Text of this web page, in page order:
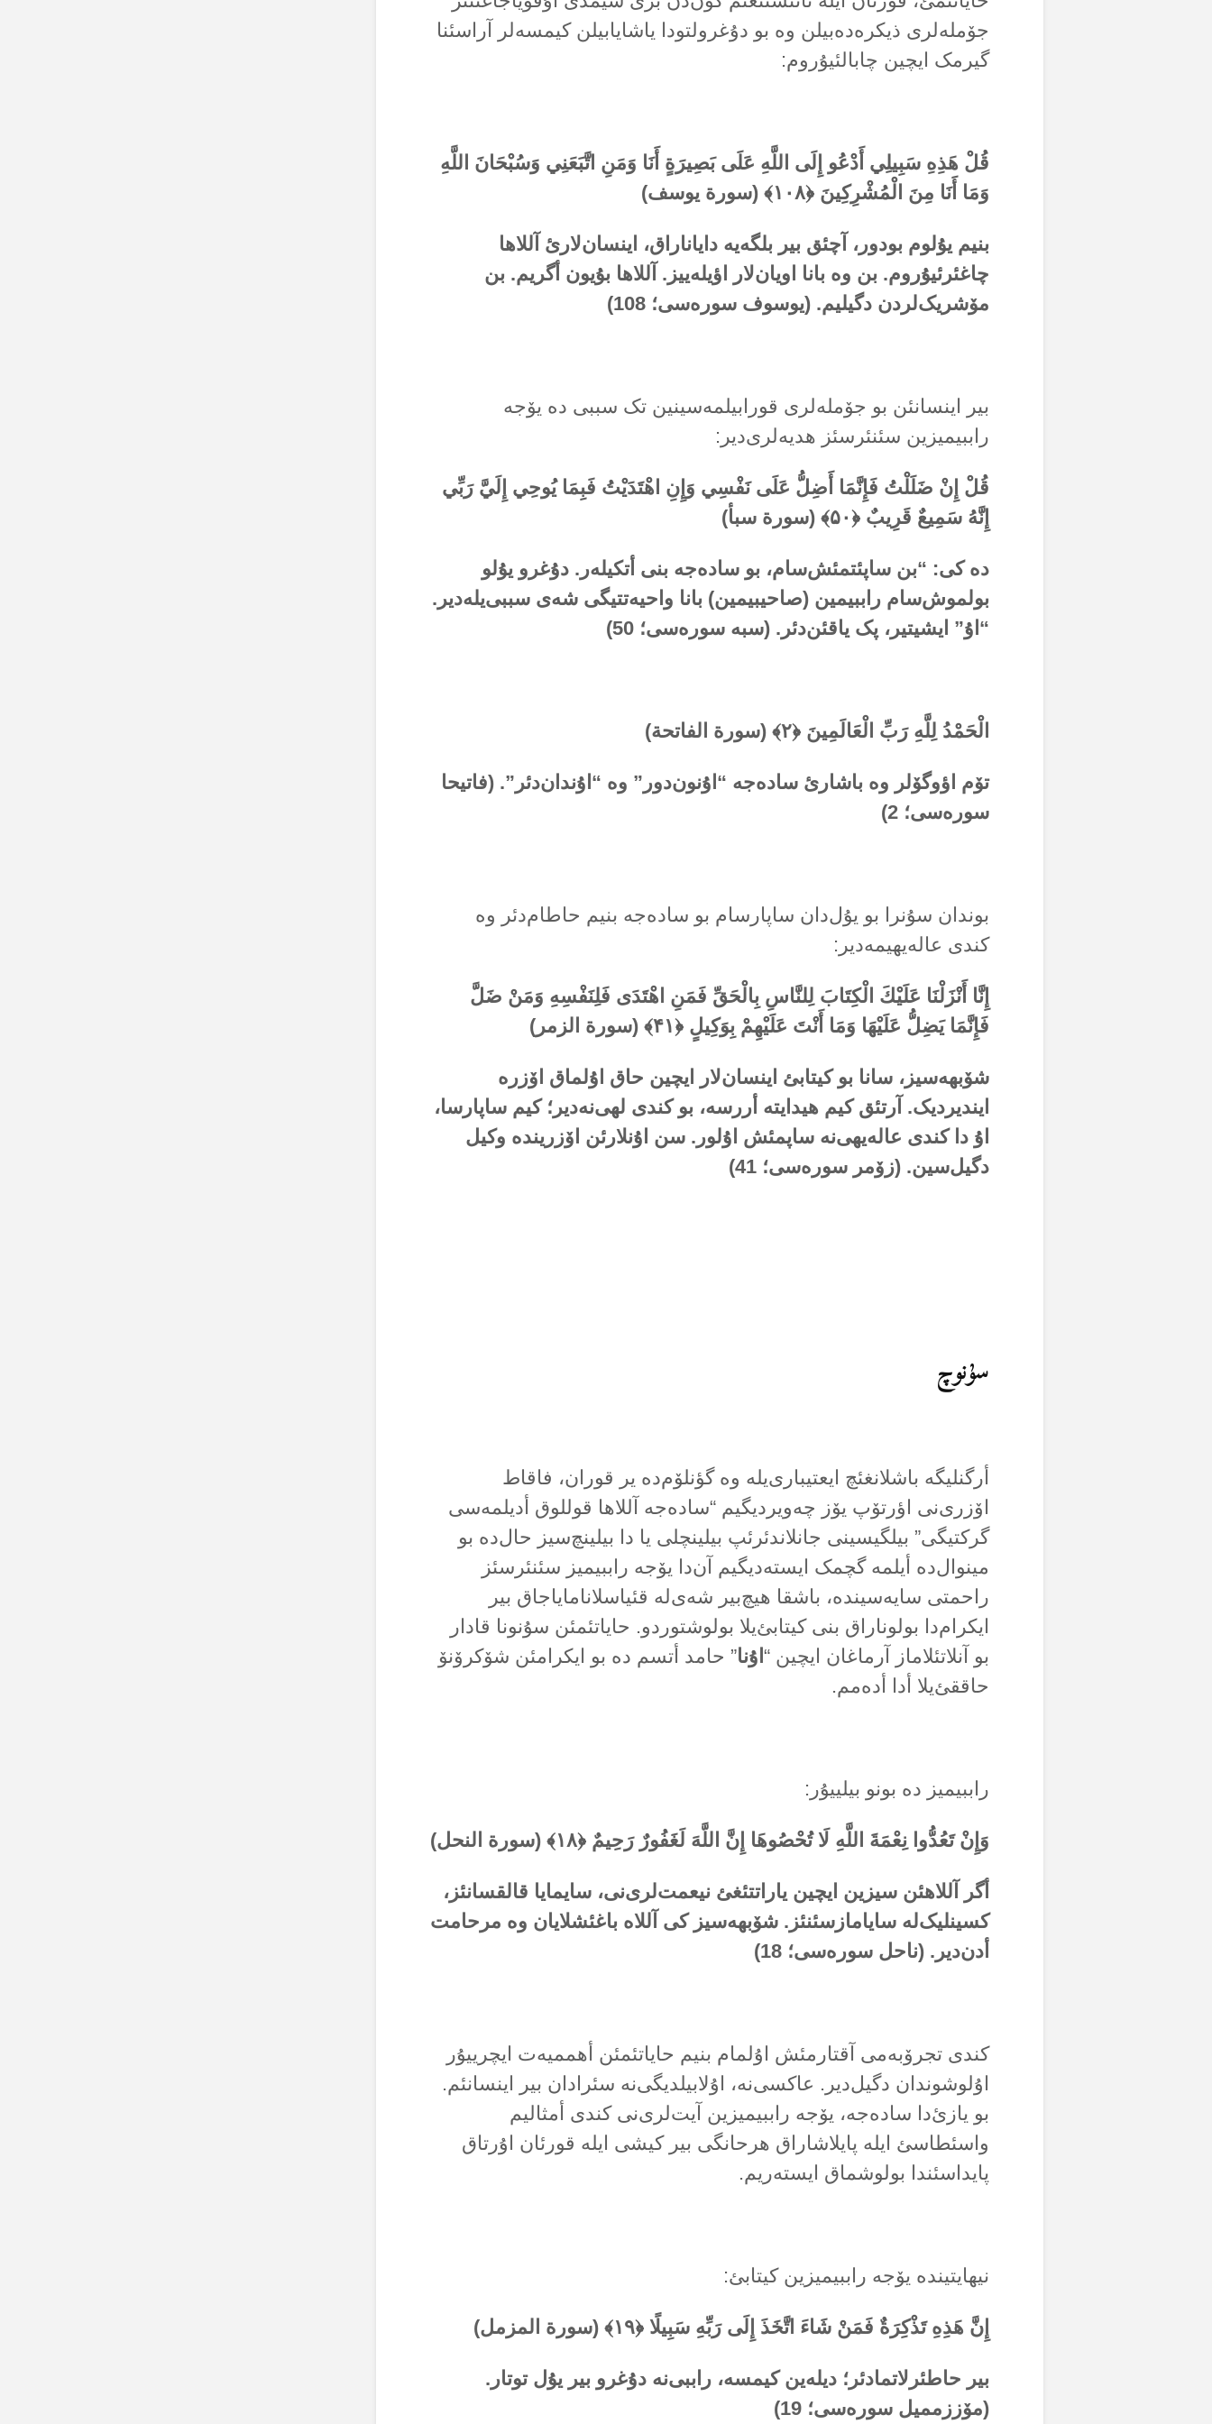
جۆملەلری ذیکرەدەبیلن وە بو دۇغرولتودا یاشایابیلن کیمسەلر آراسئنا
گیرمک ایچین چابالئیۇروم:
قُلْ هَذِهِ سَبِيلِي أَدْعُو إِلَى اللَّهِ عَلَى بَصِيرَةٍ أَنَا وَمَنِ اتَّبَعَنِي وَسُبْحَانَ اللَّهِ
وَمَا أَنَا مِنَ الْمُشْرِكِينَ ﴿۱۰۸﴾ (سورة یوسف)
بنیم یۇلوم بودور، آچئق بیر بلگەیە دایاناراق، اینسان‌لارئ آللاها
چاغئرئیۇروم. بن وە بانا اویان‌لار اؤیلەییز. آللاها بۇیون أگریم. بن
مۆشریک‌لردن دگیلیم. (یوسوف سورەسی؛ 108)
بیر اینسانئن بو جۆملەلری قورابیلمەسینین تک سببی دە یۆجە
راببیمیزین سئنئرسئز هدیەلری‌دیر:
قُلْ إِنْ ضَلَلْتُ فَإِنَّمَا أَضِلُّ عَلَى نَفْسِي وَإِنِ اهْتَدَيْتُ فَبِمَا يُوحِي إِلَيَّ رَبِّي
إِنَّهُ سَمِيعٌ قَرِيبٌ ﴿۵۰﴾ (سورة سبأ)
دە کی: “بن ساپئتمئش‌سام، بو سادەجە بنی أتکیلەر. دۇغرو یۇلو
بولموش‌سام راببیمین (صاحیبیمین) بانا واحیەتتیگی شەی سببی‌یلەدیر.
“اۇ” ایشیتیر، پک یاقئن‌دئر. (سبە سورەسی؛ 50)
الْحَمْدُ لِلَّهِ رَبِّ الْعَالَمِينَ ﴿۲﴾ (سورة الفاتحة)
تۆم اؤوگۆلر وە باشارئ سادەجە “اۇنون‌دور” وە “اۇندان‌دئر”. (فاتیحا
سورەسی؛ 2)
بوندان سۇنرا بو یۇل‌دان ساپارسام بو سادەجە بنیم حاطام‌دئر وە
کندی عالەیهیمەدیر:
إِنَّا أَنْزَلْنَا عَلَيْكَ الْكِتَابَ لِلنَّاسِ بِالْحَقِّ فَمَنِ اهْتَدَى فَلِنَفْسِهِ وَمَنْ ضَلَّ
فَإِنَّمَا يَضِلُّ عَلَيْهَا وَمَا أَنْتَ عَلَيْهِمْ بِوَكِيلٍ ﴿۴۱﴾ (سورة الزمر)
شۆبهەسیز، سانا بو کیتابئ اینسان‌لار ایچین حاق اۇلماق اۆزرە
ایندیردیک. آرتئق کیم هیدایتە أررسە، بو کندی لهی‌نەدیر؛ کیم ساپارسا،
اۇ دا کندی عالەیهی‌نە ساپمئش اۇلور. سن اۇنلارئن اۆزریندە وکیل
دگیل‌سین. (زۆمر سورەسی؛ 41)
سۇنوچ
أرگنلیگە باشلانغئچ ایعتیباری‌یلە وە گؤنلۆم‌دە یر قوران، فاقاط
اۆزری‌نی اؤرتۆپ یۆز چەویردیگیم “سادەجە آللاها قوللوق أدیلمەسی
گرکتیگی” بیلگیسینی جانلاندئرئپ بیلینچلی یا دا بیلینچ‌سیز حال‌دە بو
مینوال‌دە أیلمە گچمک ایستەدیگیم آن‌دا یۆجە راببیمیز سئنئرسئز
راحمتی سایەسیندە، باشقا هیچ‌بیر شەی‌لە قئیاسلانامایاجاق بیر
ایکرام‌دا بولوناراق بنی کیتابئ‌یلا بولوشتوردو. حایاتئمئن سۇنونا قادار
بو آنلاتئلاماز آرماغان ایچین “ اۇنا” حامد أتسم دە بو ایکرامئن شۆکرۆنۆ
حاققئ‌یلا أدا أدەمم.
راببیمیز دە بونو بیلییۇر:
وَإِنْ تَعُدُّوا نِعْمَةَ اللَّهِ لَا تُحْصُوهَا إِنَّ اللَّهَ لَغَفُورٌ رَحِيمٌ ﴿۱۸﴾ (سورة النحل)
أگر آللاهئن سیزین ایچین یاراتتئغئ نیعمت‌لری‌نی، سایمایا قالقسانئز،
کسینلیک‌لە سایامازسئنئز. شۆبهەسیز کی آللاە باغئشلایان وە مرحامت
أدن‌دیر. (ناحل سورەسی؛ 18)
کندی تجرۆبەمی آقتارمئش اۇلمام بنیم حایاتئمئن أهممیەت ایچرییۇر
اۇلوشوندان دگیل‌دیر. عاکسی‌نە، اۇلابیلدیگی‌نە سئرادان بیر اینسانئم.
بو یازئ‌دا سادەجە، یۆجە راببیمیزین آیت‌لری‌نی کندی أمثالیم
واسئطاسئ ایلە پایلاشاراق هرحانگی بیر کیشی ایلە قورئان اۇرتاق
پایداسئندا بولوشماق ایستەریم.
نیهایتیندە یۆجە راببیمیزین کیتابئ:
إِنَّ هَذِهِ تَذْكِرَةٌ فَمَنْ شَاءَ اتَّخَذَ إِلَى رَبِّهِ سَبِيلًا ﴿۱۹﴾ (سورة المزمل)
بیر حاطئرلاتمادئر؛ دیلەین کیمسە، راببی‌نە دۇغرو بیر یۇل توتار.
(مۆززممیل سورەسی؛ 19)